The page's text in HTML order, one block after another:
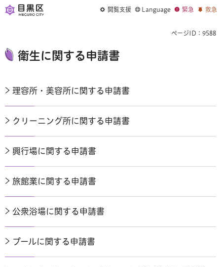
閲覧支援 Language 緊急 救急
ページID：9588
衛生に関する申請書
理容所・美容所に関する申請書
クリーニング所に関する申請書
興行場に関する申請書
旅館業に関する申請書
公衆浴場に関する申請書
プールに関する申請書